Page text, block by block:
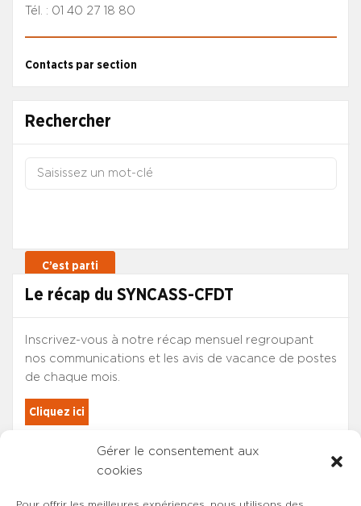
Gérer le consentement aux
cookies
Tél. : 01 40 27 18 80
Contacts par section
Rechercher
Le récap du SYNCASS-CFDT
Inscrivez-vous à notre récap mensuel regroupant
nos communications et les avis de vacance de postes
de chaque mois.
Cliquez ici
Les adhérents du SYNCASS-CFDT
sont automatiquement inscrits.